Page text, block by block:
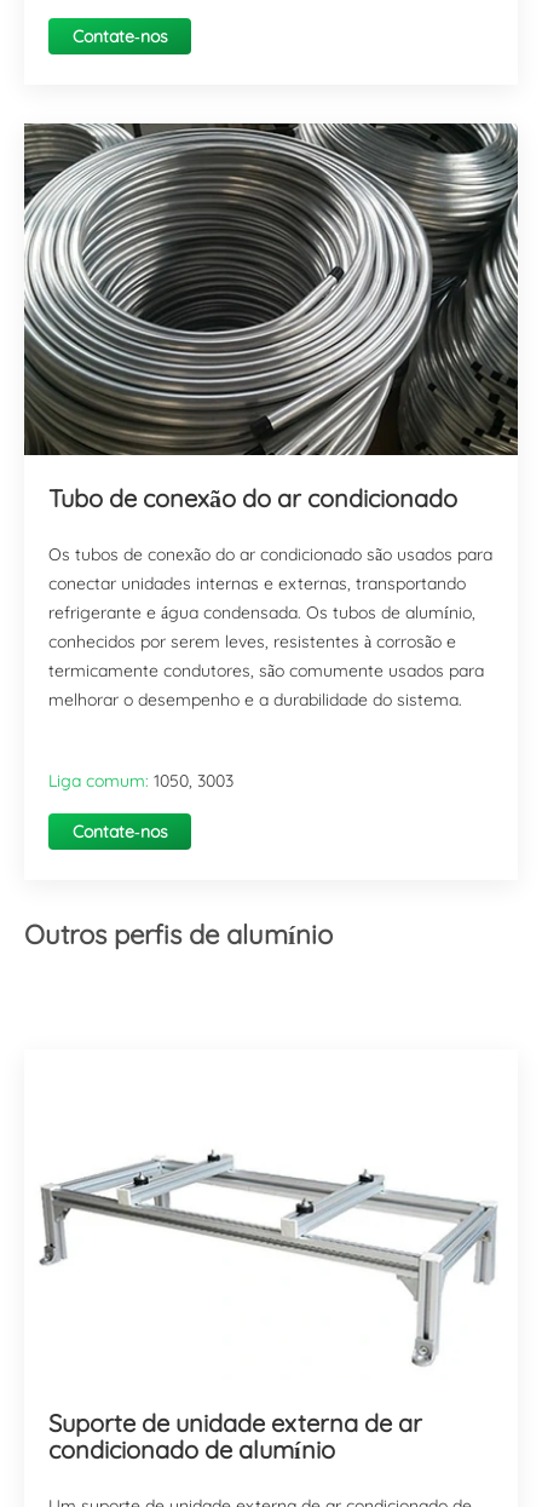
Contate-nos
Tubo de conexão do ar condicionado
Os tubos de conexão do ar condicionado são usados para
conectar unidades internas e externas, transportando
refrigerante e água condensada. Os tubos de alumínio,
conhecidos por serem leves, resistentes à corrosão e
termicamente condutores, são comumente usados para
melhorar o desempenho e a durabilidade do sistema.
Liga comum: 1050, 3003
Contate-nos
Outros perfis de alumínio
Suporte de unidade externa de ar
condicionado de alumínio